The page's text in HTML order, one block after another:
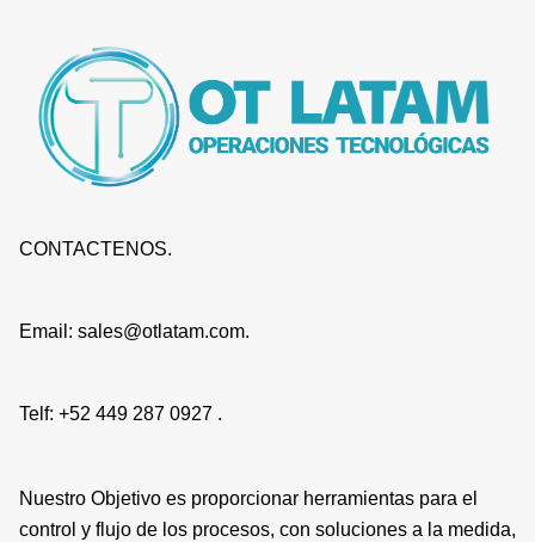
CONTACTENOS.
Email: sales@otlatam.com.
Telf: +52 449 287 0927 .
Nuestro Objetivo es proporcionar herramientas para el
control y flujo de los procesos, con soluciones a la medida,